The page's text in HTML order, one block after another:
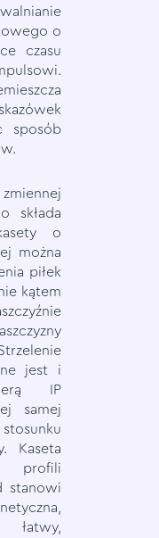
o
czasu
sposób
składa
o
można
piłek
kątem
jest i
IP
samej
Kaseta
profili
stanowi